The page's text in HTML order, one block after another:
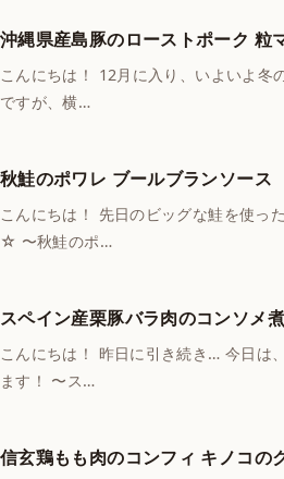
沖縄県産島豚のローストポーク 粒
こんにちは！ 12月に入り、いよいよ冬
ですが、横…
秋鮭のポワレ ブールブランソース
こんにちは！ 先日のビッグな鮭を使っ
☆ 〜秋鮭のポ…
スペイン産栗豚バラ肉のコンソメ煮
こんにちは！ 昨日に引き続き… 今日は
ます！ 〜ス…
信玄鶏もも肉のコンフィ キノコの